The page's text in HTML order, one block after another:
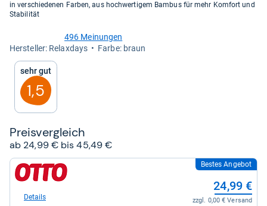
sich
in verschiedenen Farben, aus hochwertigem Bambus für mehr Komfort und
Stabilität
von
Sternen
496 Meinungen
Her­stel­ler: Relaxdays
Farbe: braun
Sehr gut
1,5
Preis­ver­gleich
ab 24,99 € bis 45,49 €
zum
Shop:
Otto.de
Bestes Angebot
24,99 €
zzgl. 0,00 € Versand
Details